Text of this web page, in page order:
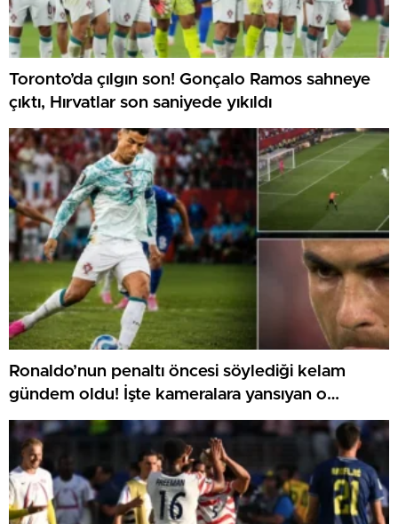
Toronto’da çılgın son! Gonçalo Ramos sahneye
çıktı, Hırvatlar son saniyede yıkıldı
Ronaldo’nun penaltı öncesi söylediği kelam
gündem oldu! İşte kameralara yansıyan o
görüntü…